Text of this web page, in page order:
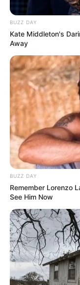
Fail! 10 Potret
Dimasak yang
Nggak Selera
10 Pose
Mainstream
Banget
8 Kata Lucu
BUZZ DAY
Kate Middleton's
Away
BUZZ DAY
Remember Lorenzo
See Him Now